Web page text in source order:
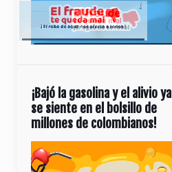
¡Bajó la gasolina y el alivio ya
se siente en el bolsillo de
millones de colombianos!
Reproductor
de